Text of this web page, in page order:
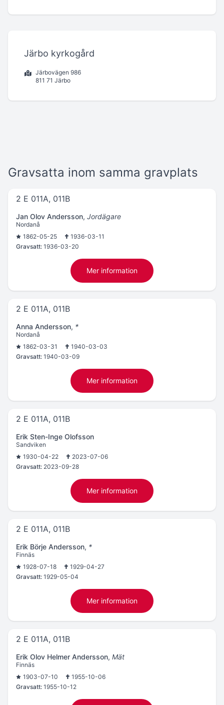
Järbo kyrkogård
Järbovägen 986
811 71 Järbo
Gravsatta inom samma gravplats
2 E 011A, 011B
Jan Olov Andersson, Jordägare
Nordanå
1862-05-25
1936-03-11
Gravsatt: 1936-03-20
Mer information
2 E 011A, 011B
Anna Andersson, *
Nordanå
1862-03-31
1940-03-03
Gravsatt: 1940-03-09
Mer information
2 E 011A, 011B
Erik Sten-Inge Olofsson
Sandviken
1930-04-22
2023-07-06
Gravsatt: 2023-09-28
Mer information
2 E 011A, 011B
Erik Börje Andersson, *
Finnäs
1928-07-18
1929-04-27
Gravsatt: 1929-05-04
Mer information
2 E 011A, 011B
Erik Olov Helmer Andersson, Mät
Finnäs
1903-07-10
1955-10-06
Gravsatt: 1955-10-12